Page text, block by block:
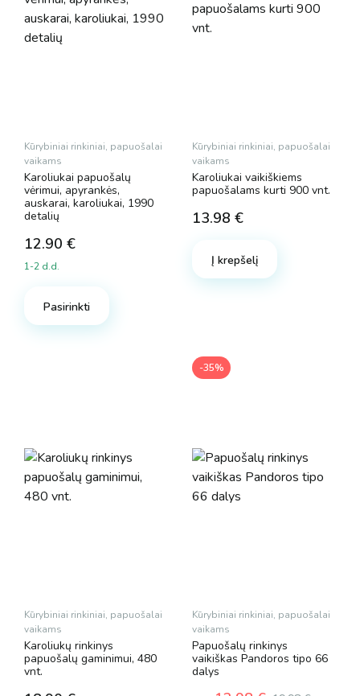
Kūrybiniai rinkiniai, papuošalai
vaikams
Karoliukai papuošalų
vėrimui, apyrankės,
auskarai, karoliukai, 1990
detalių
12.90 €
1-2 d.d.
Pasirinkti
Kūrybiniai rinkiniai, papuošalai
vaikams
Karoliukai vaikiškiems
papuošalams kurti 900 vnt.
13.98 €
Į krepšelį
Kūrybiniai rinkiniai, papuošalai
vaikams
Karoliukų rinkinys
papuošalų gaminimui, 480
vnt.
-35%
Kūrybiniai rinkiniai, papuošalai
vaikams
Papuošalų rinkinys
vaikiškas Pandoros tipo 66
dalys